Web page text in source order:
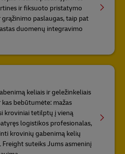
ir fiksuoto pristatymo
paslaugas, taip pat
duomenų integravimo
keliais ir geležinkeliais
kas bebūtumėte: mažas
kroviniai tetilptų į vieną
logistikos profesionalas,
krovinių gabenimą kelių
suteiks Jums asmeninį